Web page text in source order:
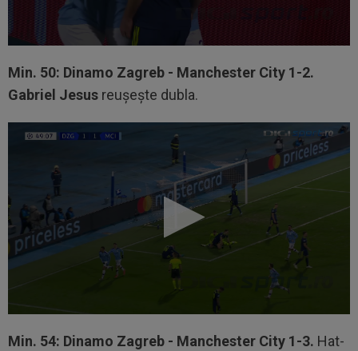
Min. 50: Dinamo Zagreb - Manchester City 1-2.
Gabriel Jesus reușește dubla.
Min. 54: Dinamo Zagreb - Manchester City 1-3. Hat-